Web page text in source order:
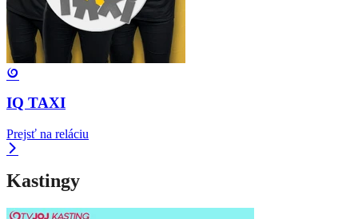
IQ TAXI
Prejsť na reláciu
Kastingy